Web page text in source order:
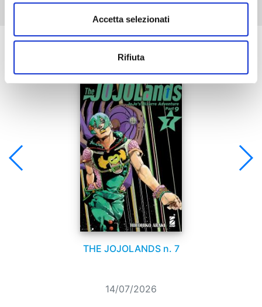
Accetta selezionati
Rifiuta
Se ti è piaciuto prova anche:
THE JOJOLANDS n. 7
14/07/2026